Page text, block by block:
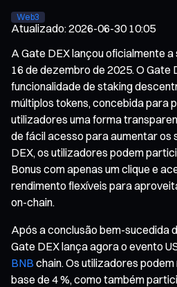
Web3
Atualizado:2026-06-30 10:05
A Gate DEX lançou oficialmente
16 de dezembro de 2025. O Gate
funcionalidade de staking
múltiplos tokens, concebida para
utilizadores uma forma
de fácil acesso para aumentar os
DEX, os utilizadores podem
Bonus com apenas um clique e
rendimento flexíveis para
on-chain.
Após a conclusão bem-sucedida
Gate DEX lança agora o evento
BNB chain. Os utilizadores
base de 4 %, como também